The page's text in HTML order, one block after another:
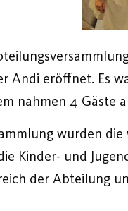
Andi eröffnet. Es
nahmen 4 Gäste
wurden
Kinder- und
der Abteilung